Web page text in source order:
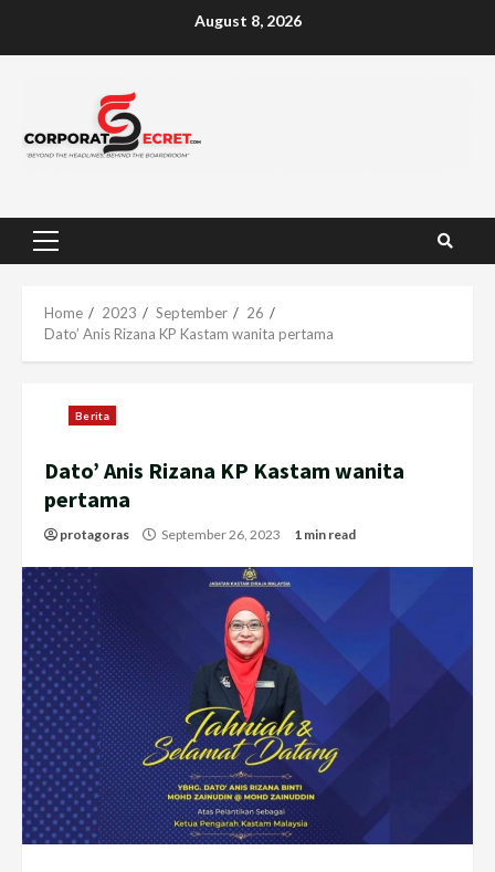
August 8, 2026
Primary
Home 2023 September
26
Dato’ Anis Rizana KP Kastam wanita pertama
Berita
Dato’ Anis Rizana KP Kastam wanita
pertama
protagoras September 26, 2023 1 min read